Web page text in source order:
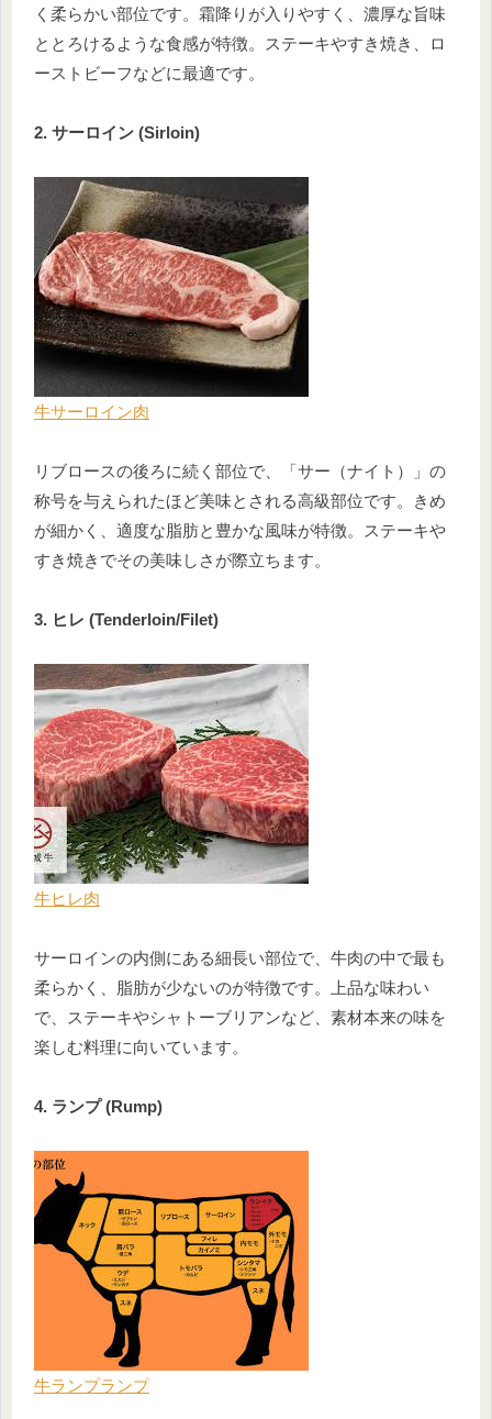
く柔らかい部位です。霜降りが入りやすく、濃厚な旨味
ととろけるような食感が特徴。ステーキやすき焼き、ロ
ーストビーフなどに最適です。
2. サーロイン (Sirloin)
牛サーロイン肉
リブロースの後ろに続く部位で、「サー（ナイト）」の
称号を与えられたほど美味とされる高級部位です。きめ
が細かく、適度な脂肪と豊かな風味が特徴。ステーキや
すき焼きでその美味しさが際立ちます。
3. ヒレ (Tenderloin/Filet)
牛ヒレ肉
サーロインの内側にある細長い部位で、牛肉の中で最も
柔らかく、脂肪が少ないのが特徴です。上品な味わい
で、ステーキやシャトーブリアンなど、素材本来の味を
楽しむ料理に向いています。
4. ランプ (Rump)
牛ランプランプ